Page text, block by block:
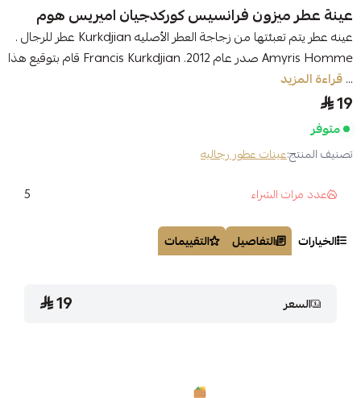
عينة عطر ميزون فرانسيس كوركدجيان اميريس هوم
عينه عطر يتم تعبئتها من زجاجة العطر الأصليه Kurkdjian عطر للرجال .
Amyris Homme صدر عام 2012. Francis Kurkdjian قام بتوقيع هذا
...قراءة المزيد
19
متوفر
تصنيف المنتج:عينات عطور رجاليه
عدد مرات الشراء
5
الخيارات التفاصيل التقييمات
السعر 19